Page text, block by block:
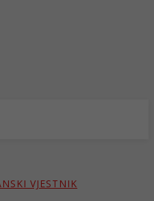
VJESTNIK